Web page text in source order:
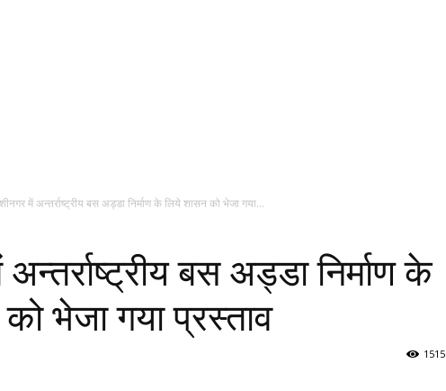
में अन्तर्राष्ट्रीय बस अड्डा निर्माण के लिये शासन को भेजा गया...
बस अड्डा निर्माण के
भेजा गया प्रस्ताव
1515